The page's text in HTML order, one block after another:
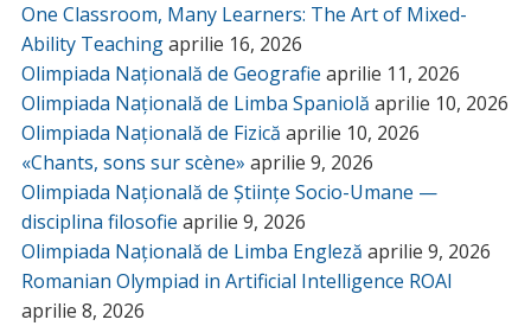
One Classroom, Many Learners: The Art of Mixed-
Ability Teachingaprilie 16, 2026
Olimpiada Națională de Geografie aprilie 11, 2026
Olimpiada Națională de Limba Spaniolă aprilie 10, 2026
Olimpiada Națională de Fizică aprilie 10, 2026
«Chants, sons sur scène» aprilie 9, 2026
Olimpiada Națională de Științe Socio-Umane —
disciplina filosofie aprilie 9, 2026
Olimpiada Națională de Limba Engleză aprilie 9, 2026
Romanian Olympiad in Artificial Intelligence ROAI
aprilie 8, 2026